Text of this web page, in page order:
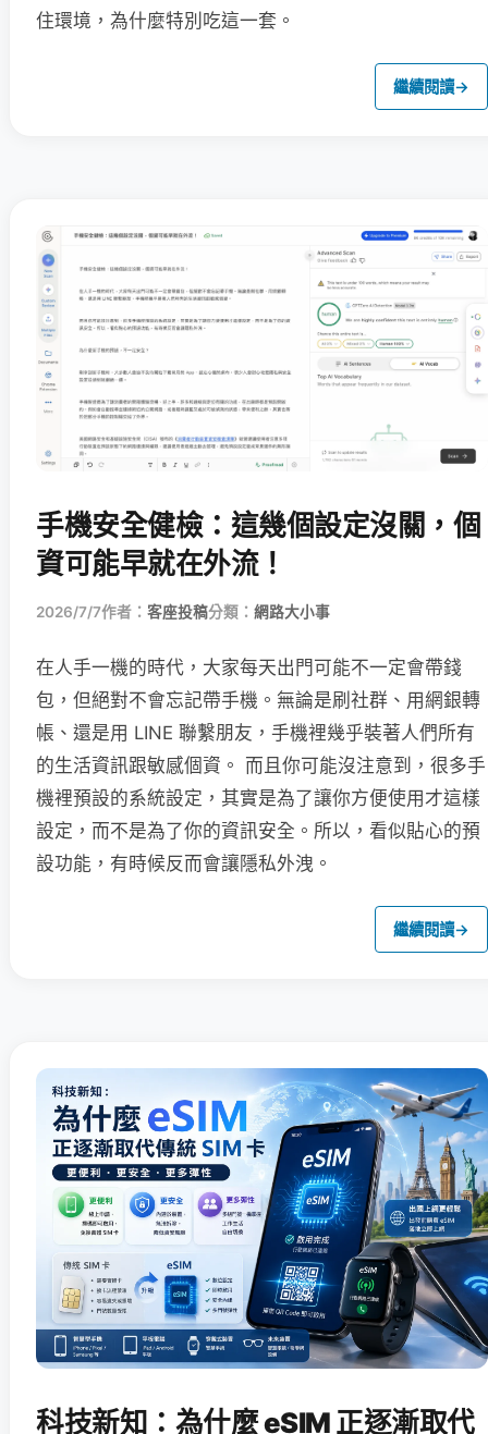
住環境，為什麼特別吃這一套。
繼續閱讀→
手機安全健檢：這幾個設定沒關，個
資可能早就在外流！
2026/7/7作者： 客座投稿分類： 網路大小事
在人手一機的時代，大家每天出門可能不一定會帶錢
包，但絕對不會忘記帶手機。無論是刷社群、用網銀轉
帳、還是用 LINE 聯繫朋友，手機裡幾乎裝著人們所有
的生活資訊跟敏感個資。 而且你可能沒注意到，很多手
機裡預設的系統設定，其實是為了讓你方便使用才這樣
設定，而不是為了你的資訊安全。所以，看似貼心的預
設功能，有時候反而會讓隱私外洩。
繼續閱讀→
科技新知：為什麼 eSIM 正逐漸取代